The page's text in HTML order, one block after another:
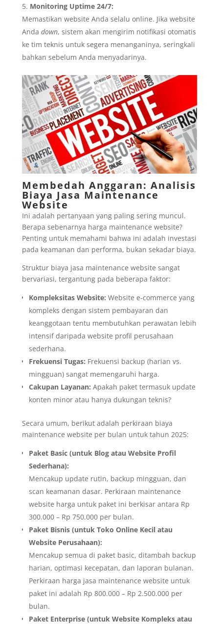
Monitoring Uptime 24/7:
Memastikan website Anda selalu online. Jika website
Anda down, sistem akan mengirim notifikasi otomatis
ke tim teknis untuk segera menanganinya, seringkali
bahkan sebelum Anda menyadarinya.
Membedah Anggaran: Analisis
Biaya Jasa Maintenance
Website
Ini adalah pertanyaan yang paling sering muncul.
Berapa sebenarnya harga maintenance website?
Penting untuk memahami bahwa ini adalah investasi
pada keamanan dan performa, bukan sekadar biaya.
Struktur biaya jasa maintenance website sangat
bervariasi, tergantung pada beberapa faktor:
Kompleksitas Website: Website e-commerce yang
kompleks dengan sistem pembayaran dan
keanggotaan tentu membutuhkan perawatan lebih
intensif daripada website profil perusahaan
sederhana.
Frekuensi Tugas: Frekuensi backup (harian vs.
mingguan) sangat memengaruhi harga.
Cakupan Layanan: Apakah paket termasuk update
konten minor atau hanya dukungan teknis?
Secara umum, berikut adalah perkiraan biaya
maintenance website per bulan untuk tahun 2025:
Paket Basic (untuk Blog atau Website Profil
Sederhana):
Mencakup update rutin, backup mingguan, dan
scan keamanan dasar. Perkiraan maintenance
website harga untuk paket ini berkisar antara Rp
300.000 – Rp 750.000 per bulan.
Paket Bisnis (untuk Toko Online Kecil atau
Website Perusahaan):
Mencakup semua di paket basic, ditambah backup
harian, optimasi kecepatan, dan laporan bulanan.
Perkiraan harga jasa maintenance website untuk
paket ini adalah Rp 800.000 – Rp 2.500.000 per
bulan.
Paket Enterprise (untuk Website Kompleks atau